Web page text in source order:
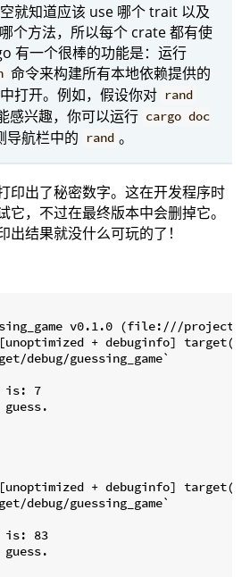
就知道应该 use 哪个 trait 以及
个方法，所以每个 crate 都有使
有一个很棒的功能是：运行
命令来构建所有本地依赖提供的
打开。例如，假设你对 rand
感兴趣，你可以运行 cargo doc
导航栏中的 rand 。
印出了秘密数字。这在开发程序时
它，不过在最终版本中会删掉它。
结果就没什么可玩的了！
v0.1.0 (file:///
+ debuginfo]
debug/guessing_game`
is: 7
+ debuginfo]
debug/guessing_game`
is: 83